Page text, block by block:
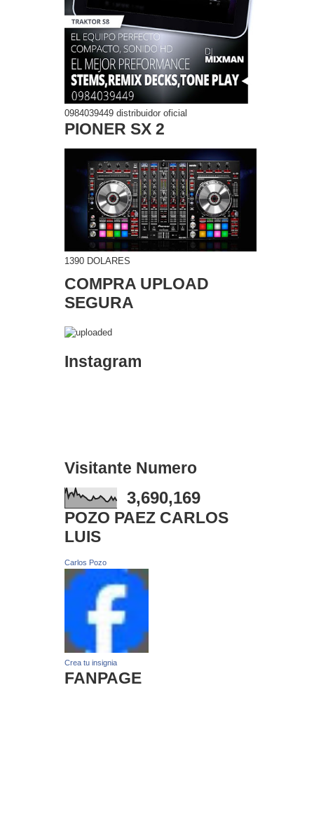
0984039449 distribuidor oficial
PIONER SX 2
1390 DOLARES
COMPRA UPLOAD
SEGURA
Instagram
Visitante Numero
3,690,169
POZO PAEZ CARLOS
LUIS
Carlos Pozo
Crea tu insignia
FANPAGE